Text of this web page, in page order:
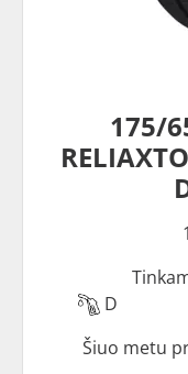
175/
D
Šiuo metu